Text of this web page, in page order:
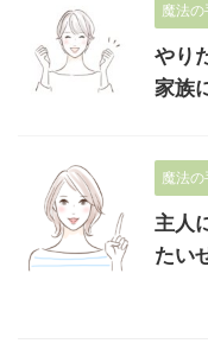
魔法
やり
家族
魔法
主人
たい